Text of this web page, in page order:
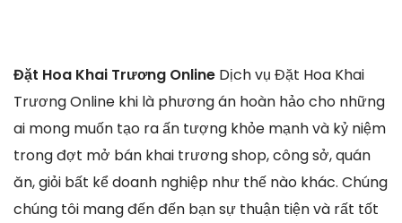
Đặt Hoa Khai Trương Online Dịch vụ Đặt Hoa Khai
Trương Online khi là phương án hoàn hảo cho những
ai mong muốn tạo ra ấn tượng khỏe mạnh và kỷ niệm
trong đợt mở bán khai trương shop, công sở, quán
ăn, giỏi bất kể doanh nghiệp như thế nào khác. Chúng
chúng tôi mang đến đến bạn sự thuận tiện và rất tốt